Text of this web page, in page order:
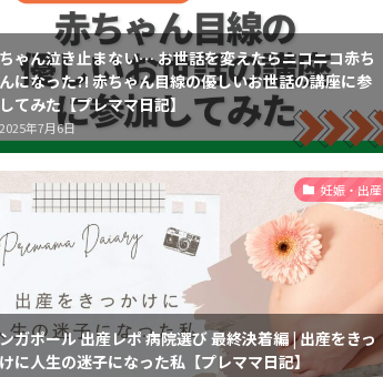
ゃん泣き止まない… お世話を変えたらニコニコ赤ち
になった?! 赤ちゃん目線の優しいお世話の講座に参
てみた【プレママ日記】
2025年7月6日
妊娠・出産
ガポール 出産レポ 病院選び 最終決着編 | 出産をきっ
に人生の迷子になった私【プレママ日記】